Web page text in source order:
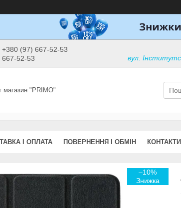
+380 (97) 667-52-53
52-53
вул.
магазин "PRIMO"
І ОПЛАТА ПОВЕРНЕННЯ І ОБМІН КОНТАКТИ
–10%